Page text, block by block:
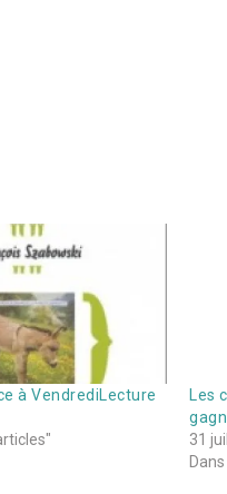
à VendrediLecture
Les
31